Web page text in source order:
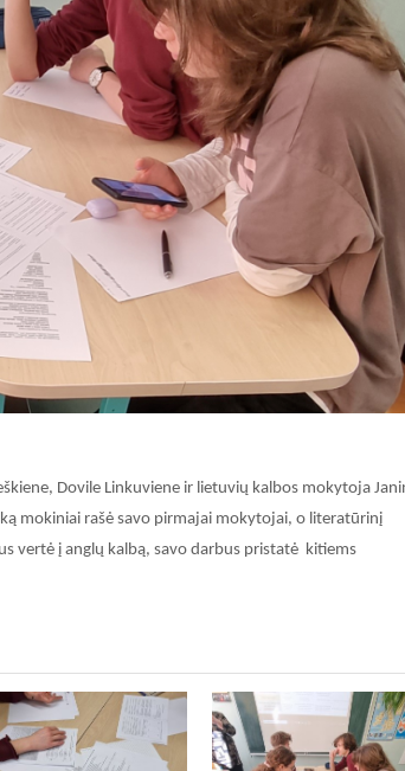
Dovile Linkuviene ir lietuvių kalbos mokytoja
mokiniai rašė savo pirmajai mokytojai, o literatūrinį
vertė į anglų kalbą, savo darbus pristatė kitiems